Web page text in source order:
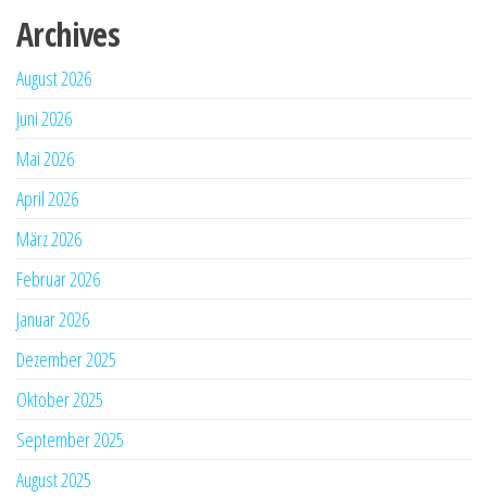
Archives
August 2026
Juni 2026
Mai 2026
April 2026
März 2026
Februar 2026
Januar 2026
Dezember 2025
Oktober 2025
September 2025
August 2025